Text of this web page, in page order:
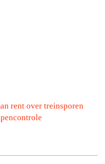
rent over treinsporen